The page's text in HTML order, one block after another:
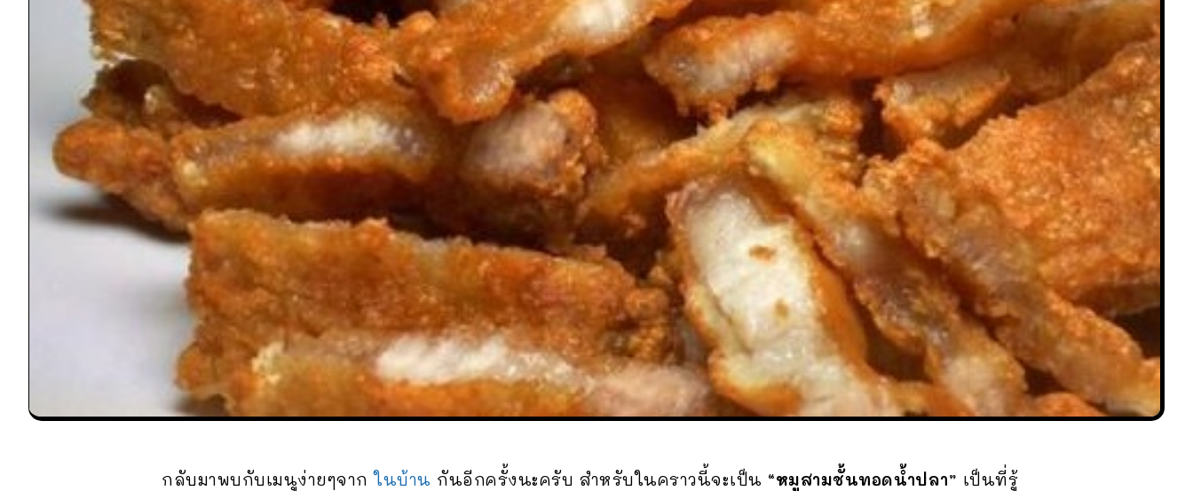
กลับมาพบกับเมนูง่ายๆจากในบ้าน กันอีกครั้งนะครับ สำหรับในคราวนี้จะเป็น “หมูสามชั้นทอดน้ำปลา” เป็นที่รู้